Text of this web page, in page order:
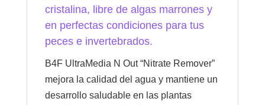
cristalina, libre de algas marrones y
en perfectas condiciones para tus
peces e invertebrados.
B4F UltraMedia N Out “Nitrate Remover”
mejora la calidad del agua y mantiene un
desarrollo saludable en las plantas